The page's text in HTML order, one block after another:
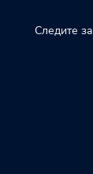
Следите